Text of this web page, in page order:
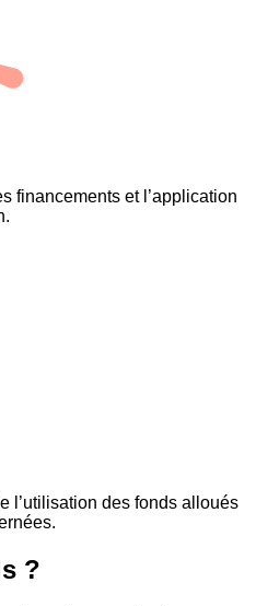
financements et l’application
l’utilisation des fonds alloués
?